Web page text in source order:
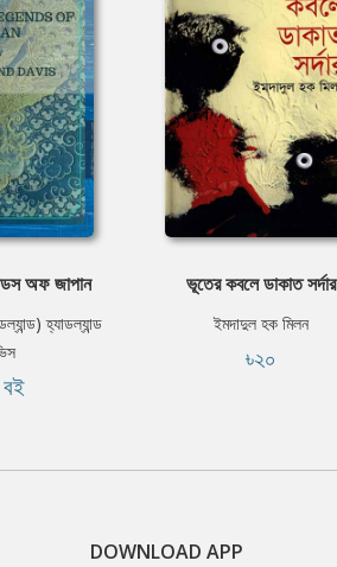
অফ জাপান
হ্যাডল্যান্ড
ভূতের কবলে ডাকাত সর্দার
ইমদাদুল হক মিলন
৳২০
DOWNLOAD APP